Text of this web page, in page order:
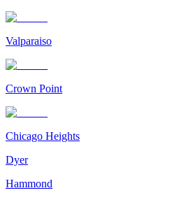
Valparaiso
Crown Point
Chicago Heights
Dyer
Hammond